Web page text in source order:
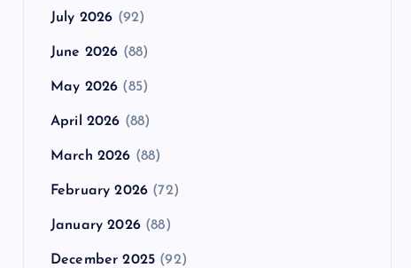
July 2026 (92)
June 2026 (88)
May 2026 (85)
April 2026 (88)
March 2026 (88)
February 2026 (72)
January 2026(88)
December 2025 (92)